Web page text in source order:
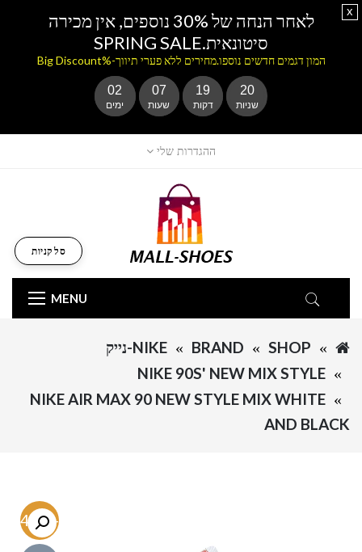
ההגדרות שלי
MENU
סל קניות
SHOP
BRAND
NIKE-נייק
NIKE 90S' NEW MIX STYLE
NIKE AIR MAX 90 NEW STYLE MIX WHITE
AND BLACK
-54.7%
לאחר הנחה של 30% נוספים, אין מכירה
סיטונאית.SPRING SALE
המון דגמים חדשים נוספו.מחירים ללא פערי תיווך-%Big Discount
02
ימים
07
שעות
19
דקות
20
שניות
x